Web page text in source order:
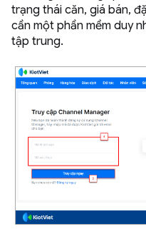
trạng thái căn, giá bán,
cần một phần mềm duy
tập trung.